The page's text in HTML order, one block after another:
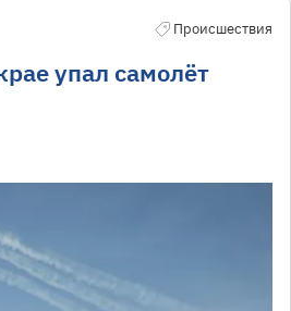
Происшествия
упал самолёт